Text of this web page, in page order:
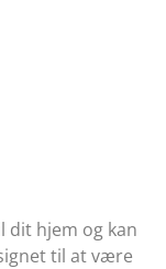
dit hjem og kan
til at være